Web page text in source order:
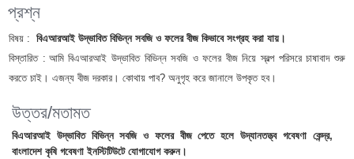
প্রশ্ন
বিষয় :
বিএআরআই উদ্ভাবিত বিভিন্ন সবজি ও ফলের বীজ কিভাবে সংগ্রহ করা যায়।
বিস্তারিত : আমি বিএআরআই উদ্ভাবিত বিভিন্ন সবজি ও ফলের বীজ নিয়ে স্বল্প পরিসরে চাষাবাদ শুরু
করতে চাই। এজন্য বীজ দরকার। কোথায় পাব? অনুগৃহ করে জানালে উপকৃত হব।
উত্তর/মতামত
বিএআরআই উদ্ভাবিত বিভিন্ন সবজি ও ফলের বীজ পেতে হলে উদ্যানতত্ত্ব গবেষণা কেন্দ্র,
বাংলাদেশ কৃষি গবেষণা ইনস্টিটিউটে যোগাযোগ করুন।